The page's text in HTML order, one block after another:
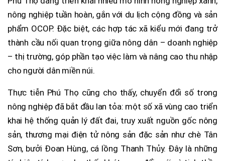
nông nghiệp tuần hoàn, gắn với du lịch cộng đồng và sản
phẩm OCOP. Đặc biệt, các hợp tác xã kiểu mới đang trở
thành cầu nối quan trọng giữa nông dân – doanh nghiệp
– thị trường, góp phần tạo việc làm và nâng cao thu nhập
cho người dân miền núi.
Thực tiễn Phú Thọ cũng cho thấy, chuyển đổi số trong
nông nghiệp đã bắt đầu lan tỏa: một số xã vùng cao triển
khai hệ thống quản lý đất đai, truy xuất nguồn gốc nông
sản, thương mại điện tử nông sản đặc sản như chè Tân
Sơn, bưởi Đoan Hùng, cá lồng Thanh Thủy. Đây là những